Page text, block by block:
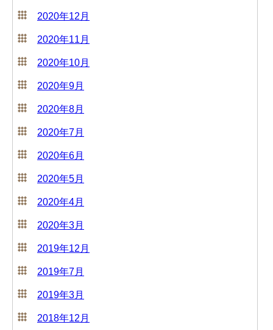
2020年12月
2020年11月
2020年10月
2020年9月
2020年8月
2020年7月
2020年6月
2020年5月
2020年4月
2020年3月
2019年12月
2019年7月
2019年3月
2018年12月